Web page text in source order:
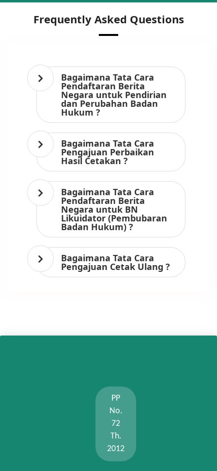
Frequently Asked Questions
Bagaimana Tata Cara
Pendaftaran Berita
Negara untuk Pendirian
dan Perubahan Badan
Hukum ?
Bagaimana Tata Cara
Pengajuan Perbaikan
Hasil Cetakan ?
Bagaimana Tata Cara
Pendaftaran Berita
Negara untuk BN
Likuidator (Pembubaran
Badan Hukum) ?
Bagaimana Tata Cara
Pengajuan Cetak Ulang ?
PP
No.
72
Th.
2012